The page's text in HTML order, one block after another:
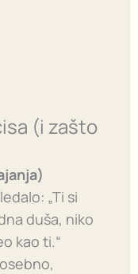
(i zašto
„Ti si
duša, niko
kao ti.“